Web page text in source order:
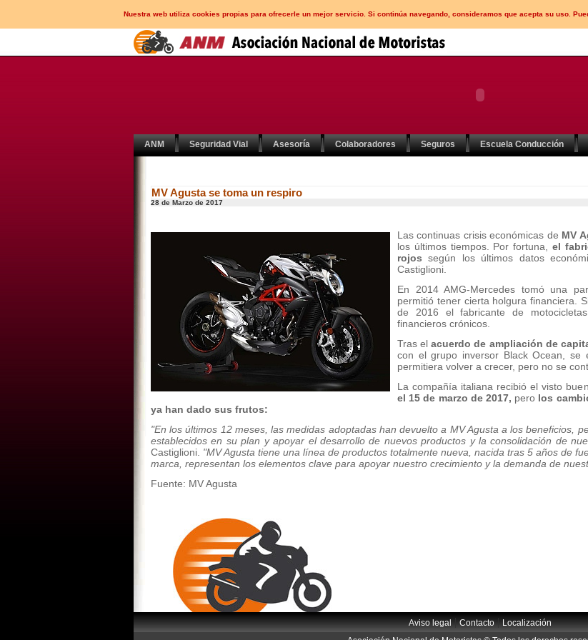
Nuestra web utiliza cookies propias para ofrecerle un mejor servicio. Si continúa navegando, consideramos que acepta su uso.
ANM Seguridad Vial Asesoría Colaboradores Seguros Escuela Conducción
MV Agusta se toma un respiro
28 de Marzo de 2017
Las continuas crisis económicas de MV
los últimos tiempos. Por fortuna, el
rojossegún los últimos datos
Castiglioni.
En 2014 AMG-Mercedes tomó una
permitió tener cierta holgura financiera.
de 2016 el fabricante de
financieros crónicos.
Tras elacuerdo de ampliación de
con el grupo inversor Black Ocean, se
permitiera volver a crecer, pero no se
La compañía italiana recibió el visto
el 15 de marzo de 2017, pero los
ya han dado sus frutos:
"En los últimos 12 meses, las medidas adoptadas han devuelto a MV Agusta a los beneficios,
establecidos en su plan y apoyar el desarrollo de nuevos productos y la consolidación de
Castiglioni. "MV Agusta tiene una línea de productos totalmente nueva, nacida tras 5 años de
marca, representan los elementos clave para apoyar nuestro crecimiento y la demanda de
Fuente: MV Agusta
Aviso legal|Contacto|Localización